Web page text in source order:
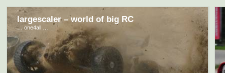
largescaler – world of big RC
… one4all …